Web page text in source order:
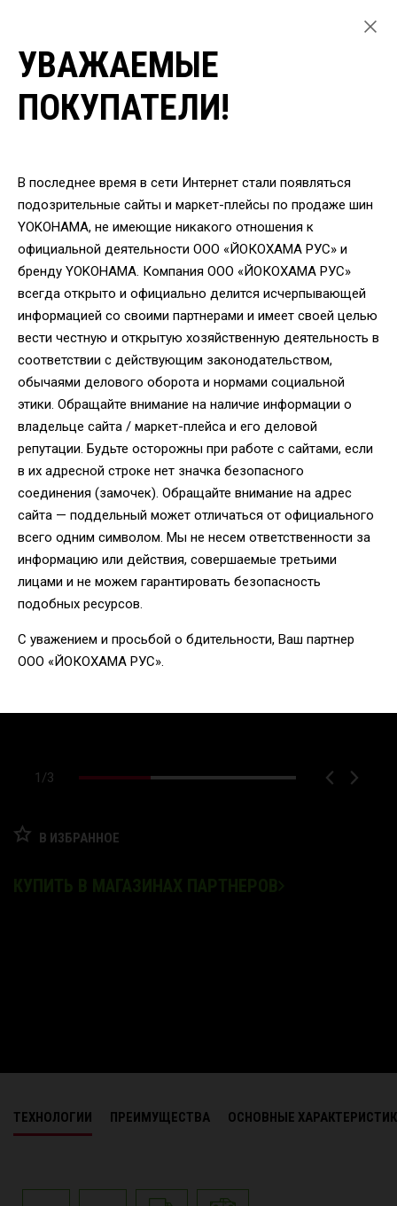
ЛЕТНИЕ ШИНЫ YOKOHAMA ДЛЯ ЛЕГКОВЫХ АВТОМОБИЛЕЙ
ВЕРНУТЬСЯ
Шины Yokohama G003
215/75 R15 100Q
1 /3
В ИЗБРАННОЕ
КУПИТЬ В МАГАЗИНАХ ПАРТНЕРОВ
ТЕХНОЛОГИИ ПРЕИМУЩЕСТВА ОСНОВНЫЕ
УВАЖАЕМЫЕ
ПОКУПАТЕЛИ!
В последнее время в сети Интернет стали появляться
подозрительные сайты и маркет-плейсы по продаже шин
YOKOHAMA, не имеющие никакого отношения к
официальной деятельности ООО «ЙОКОХАМА РУС» и
бренду YOKOHAMA. Компания ООО «ЙОКОХАМА РУС»
всегда открыто и официально делится исчерпывающей
информацией со своими партнерами и имеет своей целью
вести честную и открытую хозяйственную деятельность в
соответствии с действующим законодательством,
обычаями делового оборота и нормами социальной
этики. Обращайте внимание на наличие информации о
владельце сайта / маркет-плейса и его деловой
репутации. Будьте осторожны при работе с сайтами, если
в их адресной строке нет значка безопасного
соединения (замочек). Обращайте внимание на адрес
сайта — поддельный может отличаться от официального
всего одним символом. Мы не несем ответственности за
информацию или действия, совершаемые третьими
лицами и не можем гарантировать безопасность
подобных ресурсов.
С уважением и просьбой о бдительности, Ваш партнер
ООО «ЙОКОХАМА РУС».